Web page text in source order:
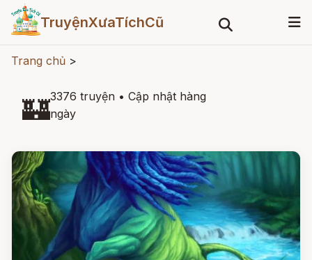
TruyệnXưaTíchCũ
Trang chủ >
🏰3376 truyện • Cập nhật hàng
ngày